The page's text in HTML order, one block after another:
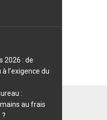
2026 : de
l’exigence du
:
au frais